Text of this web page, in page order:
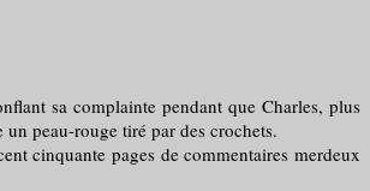
sa complainte pendant que Charles, plus
peau-rouge tiré par des crochets.
cinquante pages de commentaires merdeux